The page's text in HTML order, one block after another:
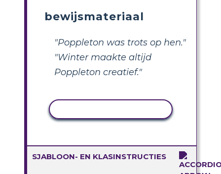
bewijsmateriaal
"Poppleton was trots op hen."
"Winter maakte altijd
Poppleton creatief."
SJABLOON- EN KLASINSTRUCTIES